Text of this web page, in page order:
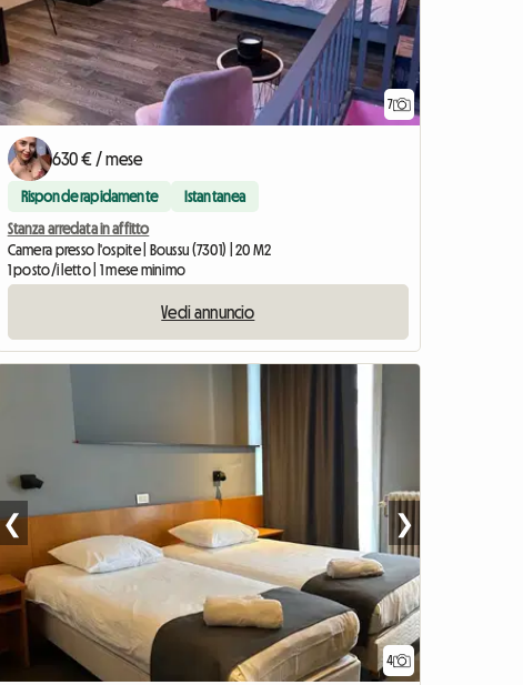
7
630 € / mese
Risponde rapidamente Istantanea
Stanza arredata in affitto
Camera presso l'ospite | Boussu (7301) | 20 M2
1 posto/i letto | 1 mese minimo
Vedi annuncio
4
❮ ❯